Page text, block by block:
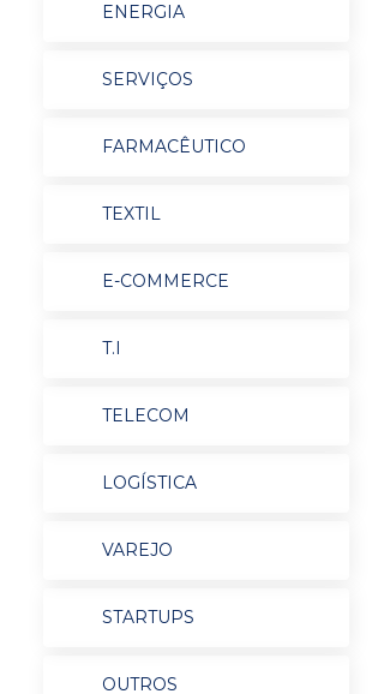
ENERGIA
SERVIÇOS
FARMACÊUTICO
TEXTIL
E-COMMERCE
T.I
TELECOM
LOGÍSTICA
VAREJO
STARTUPS
OUTROS